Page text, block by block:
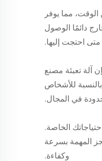
مما يوفر
دائمًا الوصول
متى احتجت إليها.
آلة تعبئة مصنع
للأشخاص
في المجال.
الخاصة.
المهمة بسرعة
وكفاءة.